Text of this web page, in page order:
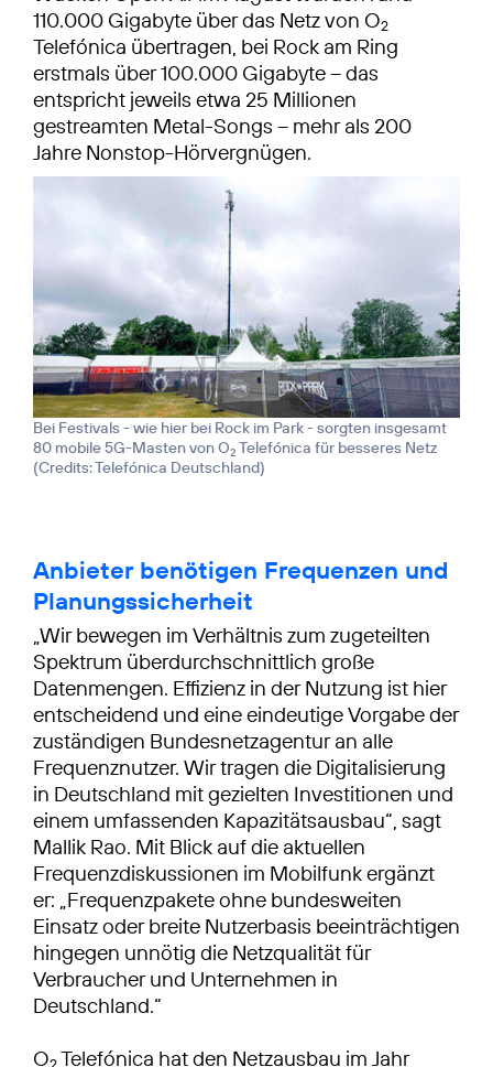
110.000 Gigabyte über das Netz von O2
Telefónica übertragen, bei Rock am Ring
erstmals über 100.000 Gigabyte – das
entspricht jeweils etwa 25 Millionen
gestreamten Metal-Songs – mehr als 200
Jahre Nonstop-Hörvergnügen.
Bei Festivals - wie hier bei Rock im Park - sorgten insgesamt
80 mobile 5G-Masten von O2 Telefónica für besseres Netz
(Credits: Telefónica Deutschland)
Anbieter benötigen Frequenzen und
Planungssicherheit
„Wir bewegen im Verhältnis zum zugeteilten
Spektrum überdurchschnittlich große
Datenmengen. Effizienz in der Nutzung ist hier
entscheidend und eine eindeutige Vorgabe der
zuständigen Bundesnetzagentur an alle
Frequenznutzer. Wir tragen die Digitalisierung
in Deutschland mit gezielten Investitionen und
einem umfassenden Kapazitätsausbau“, sagt
Mallik Rao. Mit Blick auf die aktuellen
Frequenzdiskussionen im Mobilfunk ergänzt
er: „Frequenzpakete ohne bundesweiten
Einsatz oder breite Nutzerbasis beeinträchtigen
hingegen unnötig die Netzqualität für
Verbraucher und Unternehmen in
Deutschland.“
O Telefónica hat den Netzausbau im Jahr